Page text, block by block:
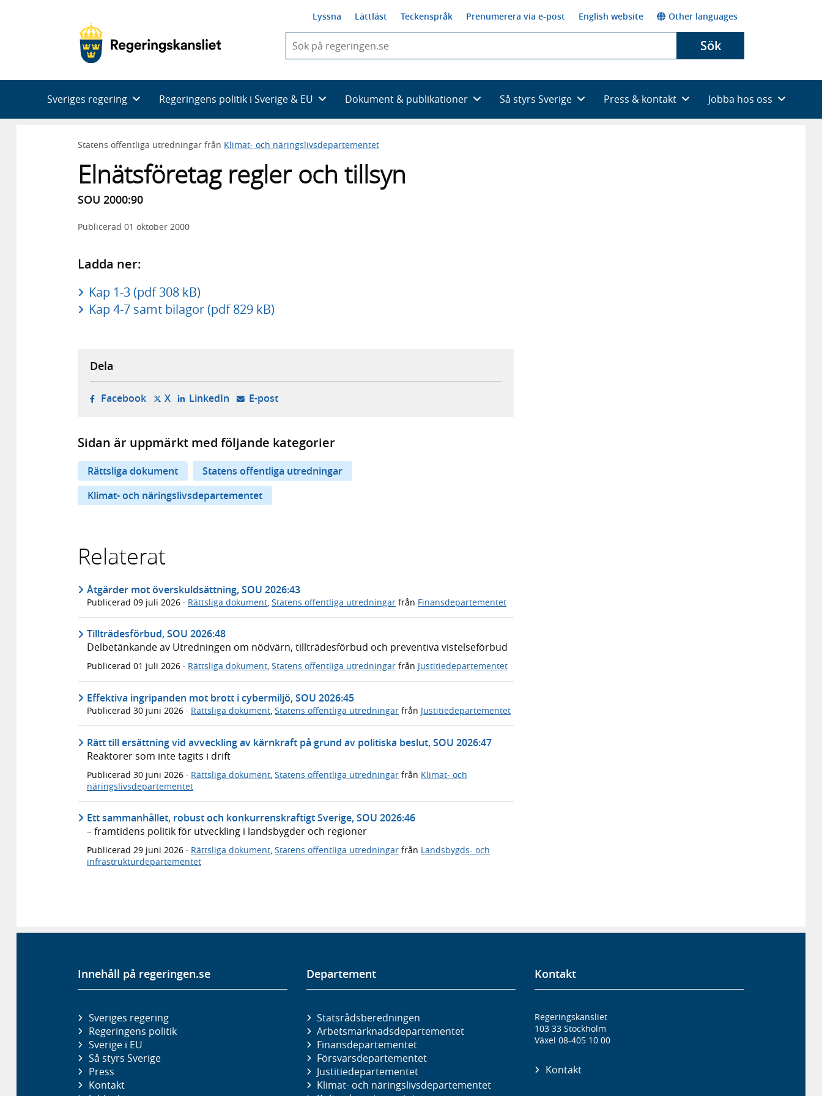
Lyssna Lättläst Teckenspråk Prenumerera via e-post English website Other languages
du
skriva
framträder
en
med
Sök
Sveriges regering Regeringens politik i Sverige & EU Dokument & publikationer Så styrs Sverige Press & kontakt Jobba hos oss
Statens offentliga utredningar från Klimat- och näringslivsdepartementet
Elnätsföretag regler och tillsyn
SOU 2000:90
Publicerad 01 oktober 2000
Ladda ner:
Kap 1-3 (pdf 308 kB)
Kap 4-7 samt bilagor (pdf 829 kB)
Dela
Facebook- öppnas i ny flik, extern webbplats,
X- öppnas i ny flik, extern webbplats,
LinkedIn- öppnas i ny flik, extern webbplats,
E-post- öppnar din e-postklient,
Sidan är uppmärkt med följande kategorier
Rättsliga dokument
Statens offentliga utredningar
Klimat- och näringslivsdepartementet
Relaterat
Åtgärder mot överskuldsättning, SOU 2026:43
Publicerad 09 juli 2026 · Rättsliga dokument Statens offentliga utredningar från Finansdepartementet
Tillträdesförbud, SOU 2026:48
Delbetänkande av Utredningen om nödvärn, tillträdesförbud och preventiva vistelseförbud
Publicerad 01 juli 2026 · Rättsliga dokument, Statens offentliga utredningar från Justitiedepartementet
Effektiva ingripanden mot brott i cybermiljö, SOU 2026:45
Publicerad 30 juni 2026 · Rättsliga dokument, Statens offentliga utredningar från Justitiedepartementet
Rätt till ersättning vid avveckling av kärnkraft på grund av politiska beslut, SOU 2026:47
Reaktorer som inte tagits i drift
Publicerad 30 juni 2026 · Rättsliga dokument Statens offentliga utredningar från Klimat- och
näringslivsdepartementet
Ett sammanhållet, robust och konkurrenskraftigt Sverige, SOU 2026:46
– framtidens politik för utveckling i landsbygder och regioner
Publicerad 29 juni 2026 · Rättsliga dokument, Statens offentliga utredningar från Landsbygds- och
infrastrukturdepartementet
Innehåll på regeringen.se
Sveriges regering
Regeringens politik
Sverige i EU
Så styrs Sverige
Press
Kontakt
Departement
Statsrådsberedningen
Arbetsmarknads­departementet
Finans­departementet
Försvars­departementet
Justitie­departementet
Klimat- och näringslivs­departementet
Kontakt
Regeringskansliet
103 33 Stockholm
Växel 08-405 10 00
Kontakt